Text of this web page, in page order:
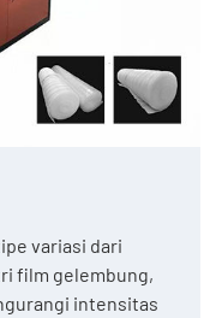
variasi dari
film gelembung,
intensitas